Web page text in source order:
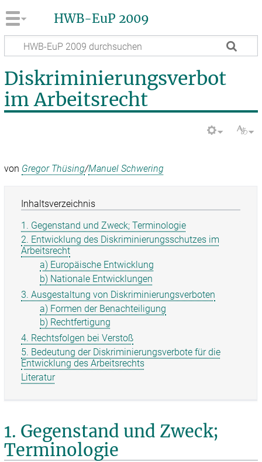
HWB-EuP 2009
Diskriminierungsverbot
im Arbeitsrecht
von Gregor Thüsing/Manuel Schwering
Inhaltsverzeichnis
1. Gegenstand und Zweck; Terminologie
2. Entwicklung des Diskriminierungsschutzes im
Arbeitsrecht
a) Europäische Entwicklung
b) Nationale Entwicklungen
3. Ausgestaltung von Diskriminierungsverboten
a) Formen der Benachteiligung
b) Rechtfertigung
4. Rechtsfolgen bei Verstoß
5. Bedeutung der Diskriminierungsverbote für die
Entwicklung des Arbeitsrechts
Literatur
1. Gegenstand und Zweck;
Terminologie